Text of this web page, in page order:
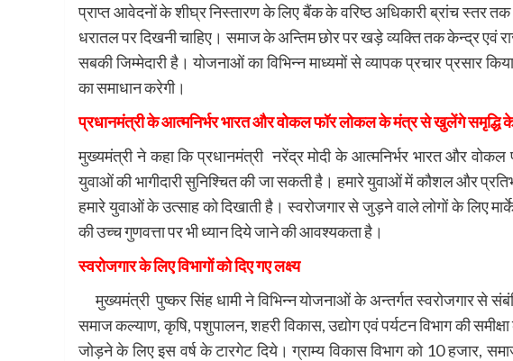
प्राप्त आवेदनों के शीघ्र निस्तारण के लिए बैंक के वरिष्ठ अधिकारी ब्रांच स्तर तक
धरातल पर दिखनी चाहिए। समाज के अन्तिम छोर पर खड़े व्यक्ति तक केन्द्र एवं
सबकी जिम्मेदारी है। योजनाओं का विभिन्न माध्यमों से व्यापक प्रचार प्रसार
का समाधान करेगी।
प्रधानमंत्री के आत्मनिर्भर भारत और वोकल फॉर लोकल के मंत्र से खुलेंगे समृद्धि के
मुख्यमंत्री ने कहा कि प्रधानमंत्री नरेंद्र मोदी के आत्मनिर्भर भारत और
युवाओं की भागीदारी सुनिश्चित की जा सकती है। हमारे युवाओं में कौशल और
हमारे युवाओं के उत्साह को दिखाती है। स्वरोजगार से जुड़ने वाले लोगों के लिए
की उच्च गुणवत्ता पर भी ध्यान दिये जाने की आवश्यकता है।
स्वरोजगार के लिए विभागों को दिए गए लक्ष्य
मुख्यमंत्री पुष्कर सिंह धामी ने विभिन्न योजनाओं के अन्तर्गत स्वरोजगार से
समाज कल्याण, कृषि, पशुपालन, शहरी विकास, उद्योग एवं पर्यटन विभाग की
जोड़ने के लिए इस वर्ष के टारगेट दिये। ग्राम्य विकास विभाग को 10 हजार,